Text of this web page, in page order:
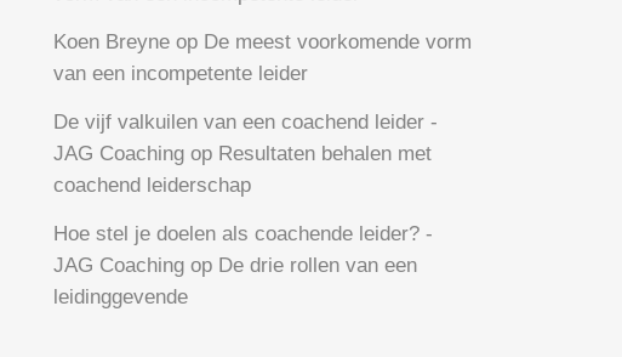
Koen Breyne op De meest voorkomende vorm
van een incompetente leider
De vijf valkuilen van een coachend leider -
JAG Coaching op Resultaten behalen met
coachend leiderschap
Hoe stel je doelen als coachende leider? -
JAG Coaching op De drie rollen van een
leidinggevende